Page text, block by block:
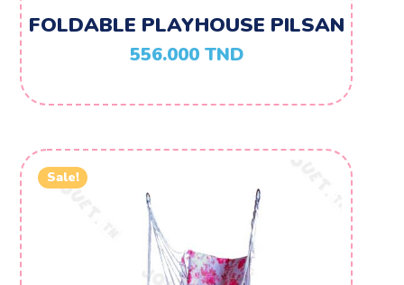
FOLDABLE PLAYHOUSE PILSAN
556.000 TND
Sale!